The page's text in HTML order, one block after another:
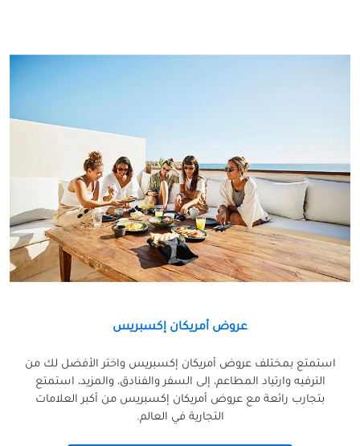
عروض أمريكان إكسبريس
استمتع بمختلف عروض أمريكان إكسبريس واختر الأفضل لك من
الترفيه وارتياد المطاعم، إلى السفر والفنادق، والمزيد، استمتع
بتجارب رائعة مع عروض أمريكان إكسبريس من أكبر العلامات
التجارية في العالم.